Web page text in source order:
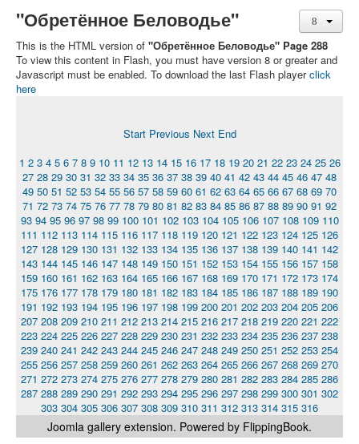
"Обретённое Беловодье"
This is the HTML version of "Обретённое Беловодье" Page 288
To view this content in Flash, you must have version 8 or greater and
Javascript must be enabled. To download the last Flash playerclick
here
Start Previous Next End
1 2 3 4 5 6 7 8 9 10 11 12 13 14 15 16 17 18 19 20 21 22 23 24 25 26
27 28 29 30 31 32 33 34 35 36 37 38 39 40 41 42 43 44 45 46 47 48
49 50 51 52 53 54 55 56 57 58 59 60 61 62 63 64 65 66 67 68 69 70
71 72 73 74 75 76 77 78 79 80 81 82 83 84 85 86 87 88 89 90 91 92
93 94 95 96 97 98 99 100 101 102 103 104 105 106 107 108 109 110
111 112 113 114 115 116 117 118 119 120 121 122 123 124 125 126
127 128 129 130 131 132 133 134 135 136 137 138 139 140 141 142
143 144 145 146 147 148 149 150 151 152 153 154 155 156 157 158
159 160 161 162 163 164 165 166 167 168 169 170 171 172 173 174
175 176 177 178 179 180 181 182 183 184 185 186 187 188 189 190
191 192 193 194 195 196 197 198 199 200 201 202 203 204 205 206
207 208 209 210 211 212 213 214 215 216 217 218 219 220 221 222
223 224 225 226 227 228 229 230 231 232 233 234 235 236 237 238
239 240 241 242 243 244 245 246 247 248 249 250 251 252 253 254
255 256 257 258 259 260 261 262 263 264 265 266 267 268 269 270
271 272 273 274 275 276 277 278 279 280 281 282 283 284 285 286
287 288 289 290 291 292 293 294 295 296 297 298 299 300 301 302
303 304 305 306 307 308 309 310 311 312 313 314 315 316
Joomla gallery extension. Powered by FlippingBook.